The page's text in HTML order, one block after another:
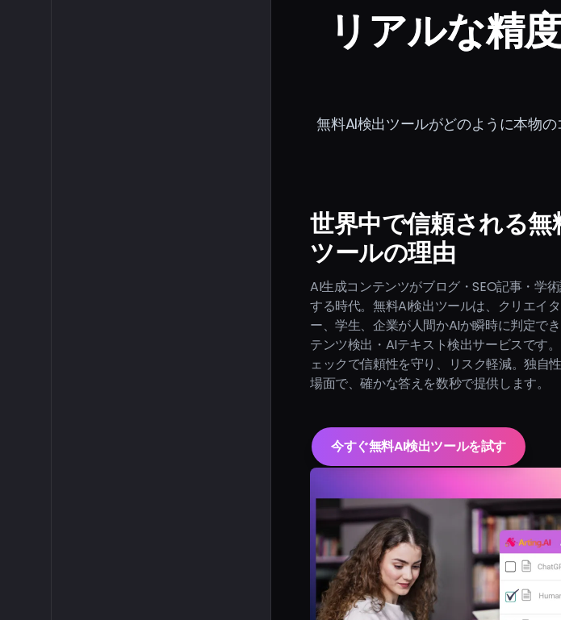
リアルな精
無料AI検出ツールがどのように本物
世界中で信頼される無
ツールの理由
AI生成コンテンツがブログ・SEO記事・学
する時代。無料AI検出ツールは、クリエイ
ー、学生、企業が人間かAIか瞬時に判定で
テンツ検出・AIテキスト検出サービスです
ェックで信頼性を守り、リスク軽減。独自
場面で、確かな答えを数秒で提供します。
今すぐ無料AI検出ツールを試す